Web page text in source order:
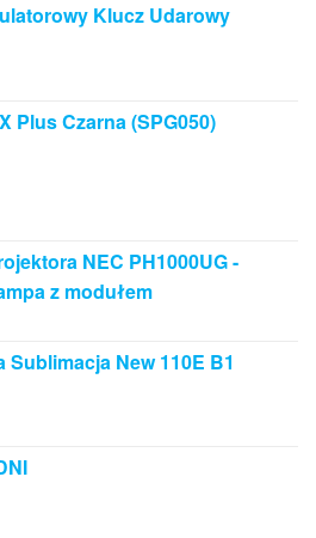
Klucz Udarowy
Plus Czarna (SPG050)
NEC PH1000UG -
z modułem
Sublimacja New 110E B1